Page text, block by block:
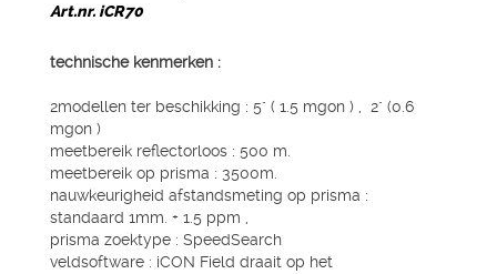
Art.nr. iCR70
technische kenmerken :
2modellen ter beschikking : 5" ( 1.5 mgon ) , 2" (0.6
mgon )
meetbereik reflectorloos : 500 m.
meetbereik op prisma : 3500m.
nauwkeurigheid afstandsmeting op prisma :
standaard 1mm. + 1.5 ppm ,
prisma zoektype : SpeedSearch
veldsoftware : iCON Field draait op het